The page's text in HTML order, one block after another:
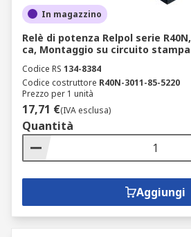
In magazzino
Relè di potenza Relpol serie
ca, Montaggio su circuito
Codice RS 134-8384
Codice costruttore R40N-3011-85-5220
Prezzo per 1 unità
17,71 €(IVA esclusa)
Quantità
Aggiungi